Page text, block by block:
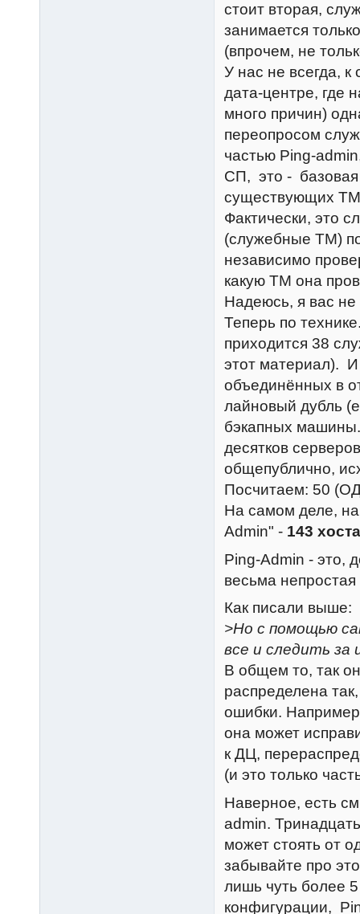
стоит вторая,
занимается
(впрочем, не
У нас не всегда,
дата-центре, где
много причин)
переопросом
частью Ping-
СП, это -
существующих ТМ
Фактически, это
(служебные ТМ)
независимо
какую ТМ она
Надеюсь, я вас
Теперь по
приходится 38
этот материал).
объединённых в
лайновый дубль
бэкапных
десятков
общепублично,
Посчитаем: 50
На самом деле,
Admin" - 143 хоста
Ping-Admin - это,
весьма
Как писали выше:
>Но с помощью
все и следить за
В общем то, так
распределена
ошибки.
она может
к ДЦ,
(и это только
Наверное, есть
admin.
может стоять от
забывайте про
лишь чуть более
конфигурации,